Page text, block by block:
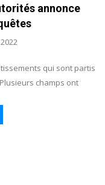
annonce
qui sont partis
champs ont